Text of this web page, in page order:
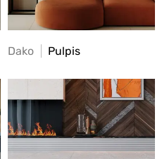
Dako Pulpis